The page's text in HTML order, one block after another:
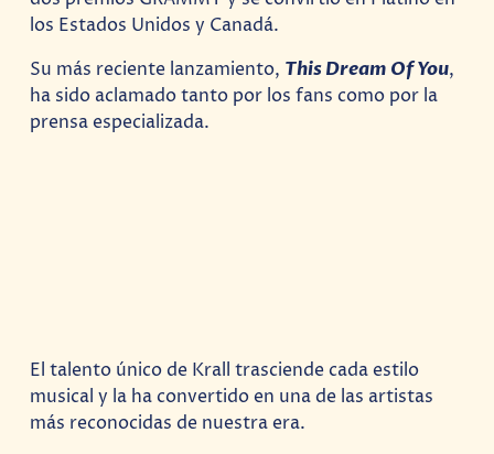
los Estados Unidos y Canadá.
Su más reciente lanzamiento, This Dream Of You,
ha sido aclamado tanto por los fans como por la
prensa especializada.
El talento único de Krall trasciende cada estilo
musical y la ha convertido en una de las artistas
más reconocidas de nuestra era.